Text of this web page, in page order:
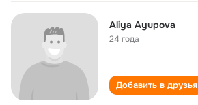
Aliya Ayupova
24 года
Добавить в друзья